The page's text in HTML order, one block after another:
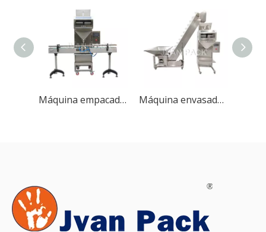
Máquina empacadora, llenadora y pesaje de gránulos automática DC-2 con transportador Máquina envasadora, llenadora y pesaje de gránulos automática DC-B&Zx-D con alimentador de gránulos